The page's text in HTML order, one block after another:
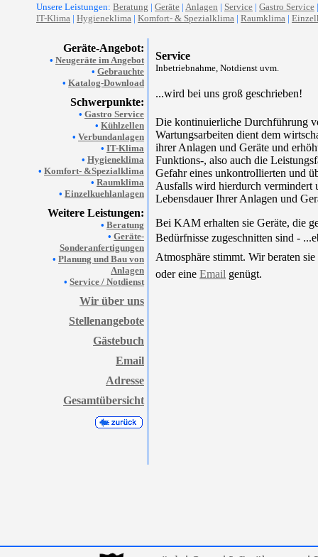
Unsere Leistungen: Beratung | Geräte | Anlagen | Service | Gastro Service
IT-Klima | Hygieneklima | Komfort- & Spezialklima | Raumklima |
Geräte-Angebot:
• Neugeräte im Angebot
• Gebrauchte
• Katalog-Download
Schwerpunkte:
• Gastro Service
• Kühlzellen
• Verbundanlagen
• IT-Klima
• Hygieneklima
• Komfort- &Spezialklima
• Raumklima
• Einzelkuehlanlagen
Weitere Leistungen:
• Beratung
• Geräte-
Sonderanfertigungen
• Planung und Bau von
Anlagen
• Service / Notdienst
Wir über uns
Stellenangebote
Gästebuch
Email
Adresse
Gesamtübersicht
Service
Inbetriebnahme, Notdienst uvm.
...wird bei uns groß geschrieben!
Die kontinuierliche Durchführung
Wartungsarbeiten dient dem
ihrer Anlagen und Geräte und
Funktions-, also auch die
Gefahr eines unkontrollierten und
Ausfalls wird hierdurch vermindert
Lebensdauer Ihrer Anlagen und
Bei KAM erhalten sie Geräte, die
Bedürfnisse zugeschnitten sind -
Atmosphäre stimmt. Wir beraten
oder eine Email genügt.